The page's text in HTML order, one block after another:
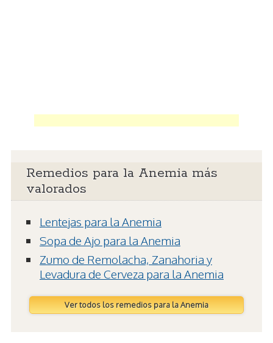
Remedios para la Anemia más
valorados
Lentejas para la Anemia
Sopa de Ajo para la Anemia
Zumo de Remolacha, Zanahoria y
Levadura de Cerveza para la Anemia
Ver todos los remedios para la Anemia